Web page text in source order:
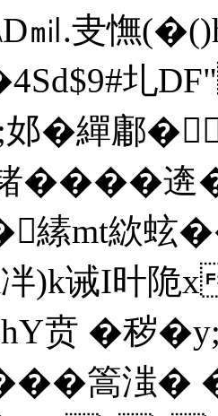
㏕.叏憮
圠
邚�繟鄘
锗����
mt絘蚿
)k诫I旪陒
贲 �秽�
篙滍�